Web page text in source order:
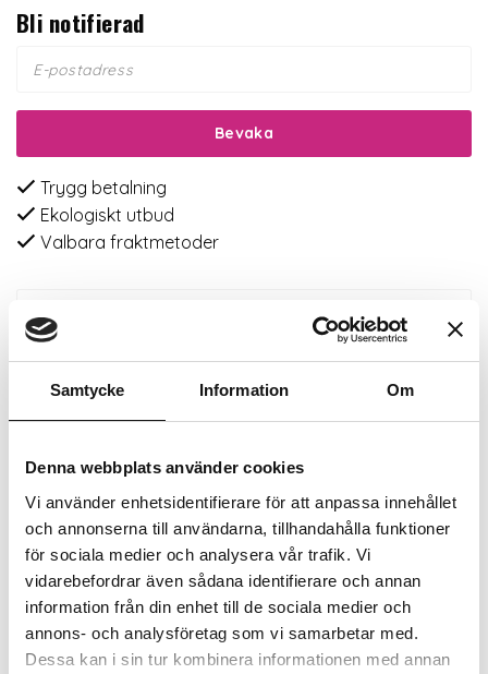
Samtycke Information Om
Denna webbplats använder cookies
Vi använder enhetsidentifierare för att anpassa innehållet
och annonserna till användarna, tillhandahålla funktioner
för sociala medier och analysera vår trafik. Vi
vidarebefordrar även sådana identifierare och annan
information från din enhet till de sociala medier och
annons- och analysföretag som vi samarbetar med.
Dessa kan i sin tur kombinera informationen med annan
Bli notifierad
Bevaka
Trygg betalning
Ekologiskt utbud
Valbara fraktmetoder
Beskrivning
Relaterade produkter